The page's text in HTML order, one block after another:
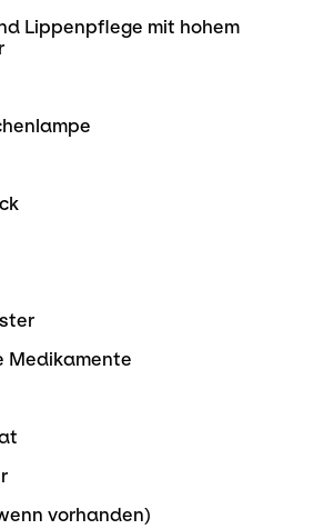
Lippenpflege mit hohem
Medikamente
vorhanden)